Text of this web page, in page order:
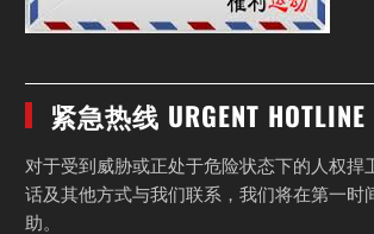
紧急热线 URGENT HOTLINE
对于受到威胁或正处于危险状态下的人权捍
话及其他方式与我们联系，我们将在第一时
助。